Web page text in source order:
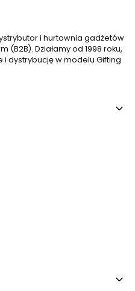
i hurtownia gadżetów
Działamy od 1998 roku,
dystrybucję w modelu Gifting